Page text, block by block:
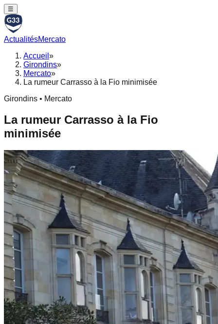
☰
ActualitésMercato
Accueil »
Girondins»
Mercato»
La rumeur Carrasso à la Fio minimisée
Girondins • Mercato
La rumeur Carrasso à la Fio
minimisée